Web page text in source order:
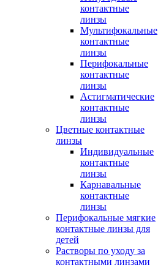
контактные
линзы
Мультифокальные
контактные
линзы
Перифокальные
контактные
линзы
Астигматические
контактные
линзы
Цветные контактные
линзы
Индивидуальные
контактные
линзы
Карнавальные
контактные
линзы
Перифокальные мягкие
контактные линзы для
детей
Растворы по уходу за
контактными линзами